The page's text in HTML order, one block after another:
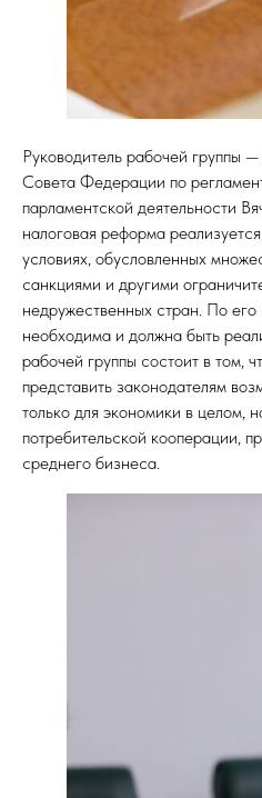
Руководитель рабочей группы
Совета Федерации по
парламентской деятельности
налоговая реформа
условиях, обусловленных
санкциями и другими
недружественных стран. По
необходима и должна быть
рабочей группы состоит в том,
представить законодателям
только для экономики в целом,
потребительской кооперации,
среднего бизнеса.